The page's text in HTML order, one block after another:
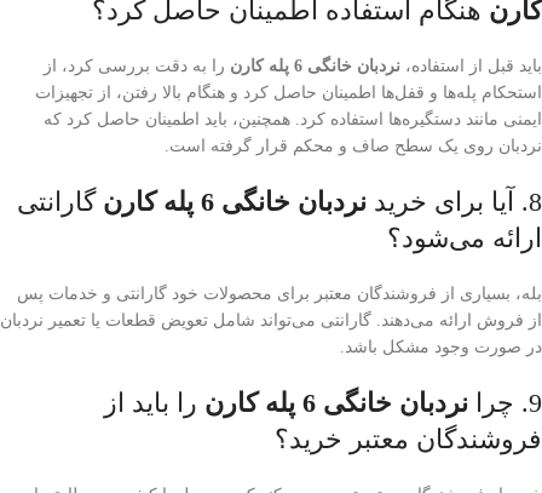
کارن هنگام استفاده اطمینان حاصل کرد؟
باید قبل از استفاده، نردبان خانگی 6 پله کارن
را به دقت بررسی کرد، از
استحکام پله‌ها و قفل‌ها اطمینان حاصل کرد و هنگام بالا رفتن، از تجهیزات
ایمنی مانند دستگیره‌ها استفاده کرد. همچنین، باید اطمینان حاصل کرد که
نردبان روی یک سطح صاف و محکم قرار گرفته است.
8. آیا برای خرید نردبان خانگی 6 پله کارن
گارانتی
ارائه می‌شود؟
بله، بسیاری از فروشندگان معتبر برای محصولات خود گارانتی و خدمات پس
از فروش ارائه می‌دهند. گارانتی می‌تواند شامل تعویض قطعات یا تعمیر نردبان
در صورت وجود مشکل باشد.
9. چرا نردبان خانگی 6 پله کارن
را باید از
فروشندگان معتبر خرید؟